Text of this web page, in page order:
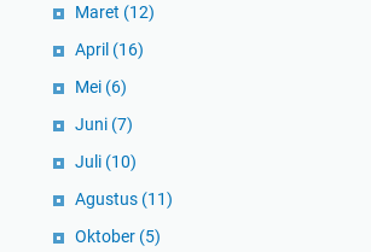
Maret (12)
April (16)
Mei (6)
Juni (7)
Juli (10)
Agustus (11)
Oktober (5)